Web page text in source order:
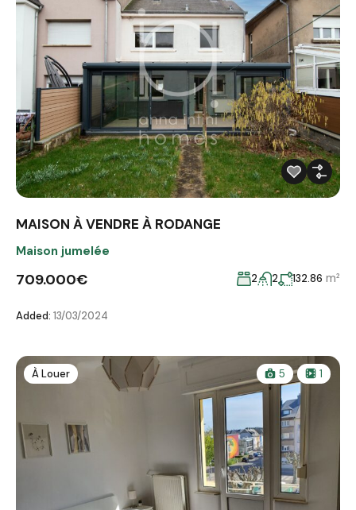
MAISON À VENDRE À RODANGE
Maison jumelée
709.000€ 2 2 132.86 m²
Added: 13/03/2024
À Louer 5 1